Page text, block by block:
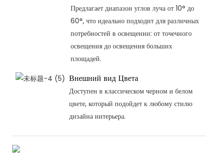
Предлагает диапазон углов луча от 10° до
60°, что идеально подходит для различных
потребностей в освещении: от точечного
освещения до освещения больших
площадей.
Внешний вид Цвета
Доступен в классическом черном и белом
цвете, который подойдет к любому стилю
дизайна интерьера.